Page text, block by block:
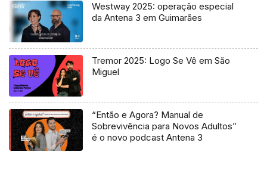
Westway 2025: operação especial
da Antena 3 em Guimarães
Tremor 2025: Logo Se Vê em São
Miguel
“Então e Agora? Manual de
Sobrevivência para Novos Adultos”
é o novo podcast Antena 3